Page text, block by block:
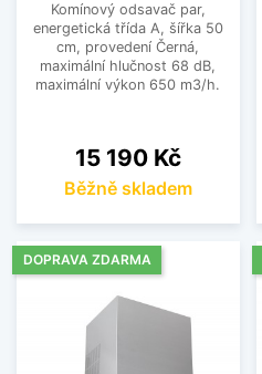
Komínový odsavač par,
energetická třída A, šířka 50
cm, provedení Černá,
maximální hlučnost 68 dB,
maximální výkon 650 m3/h.
Cena
15 190 Kč
Běžně skladem
DOPRAVA ZDARMA